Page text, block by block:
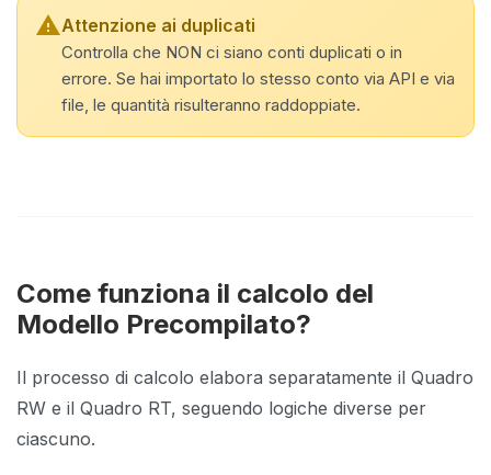
warningAttenzione ai duplicati
Controlla che NON ci siano conti duplicati o in
errore. Se hai importato lo stesso conto via API e via
file, le quantità risulteranno raddoppiate.
Come funziona il calcolo del
Modello Precompilato?
Il processo di calcolo elabora separatamente il Quadro
RW e il Quadro RT, seguendo logiche diverse per
ciascuno.